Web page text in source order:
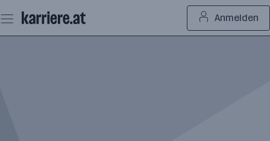
Seiteninhalt
springen
Anmelden